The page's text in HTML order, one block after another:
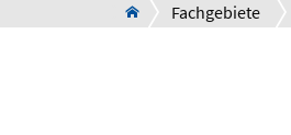
Fachgebiete